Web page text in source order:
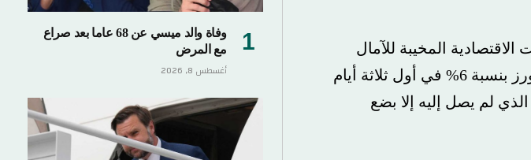
المخيبة للآمال
في إشعال موجة بيع في السوق العالمية. فقد انخفض مؤشر ستاندرد آند بورز بنسبة 6% في أول ثلاثة أيام
ــ وهو المستوى الذي لم يصل إليه إلا بضع
وفاة والد ميسي عن 68 عاما بعد صراع
مع المرض
أغسطس 8, 2026